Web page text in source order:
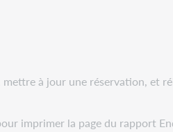
à jour une réservation, et
imprimer la page du rapport